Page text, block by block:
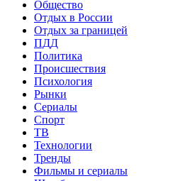
Общество
Отдых в России
Отдых за границей
ПДД
Политика
Происшествия
Психология
Рынки
Сериалы
Спорт
ТВ
Технологии
Тренды
Фильмы и сериалы